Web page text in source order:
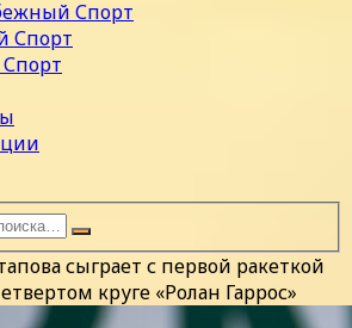
Спорт
Спорт
сыграет с первой ракеткой
круге «Ролан Гаррос»